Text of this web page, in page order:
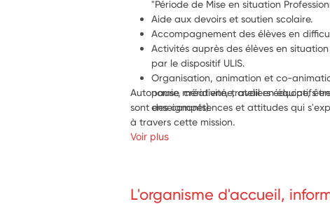
"Période de Mise en situation
Aide aux devoirs et soutien scolaire.
Accompagnement des élèves en
Activités auprès des élèves en
par le dispositif ULIS.
Organisation, animation et co-
pause méridienne, ateliers éducatifs
enseignants).
Autonomie, créativité, travail en équipe,
sont des compétences et attitudes qui
à travers cette mission.
Voir plus
L'organisme d'accueil,